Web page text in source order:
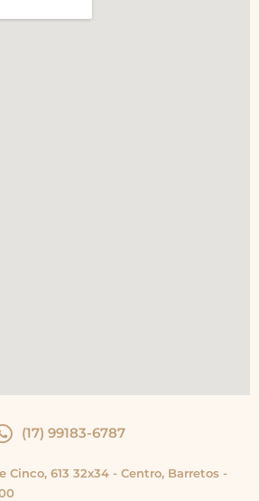
(17) 99183-6787
Cinco, 613 32x34 - Centro, Barretos -